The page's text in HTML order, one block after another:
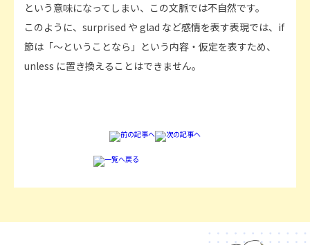
という意味になってしまい、この文脈では不自然です。
このように、surprised や glad など感情を表す表現では、if
節は「～ということなら」という内容・仮定を表すため、
unless に置き換えることはできません。